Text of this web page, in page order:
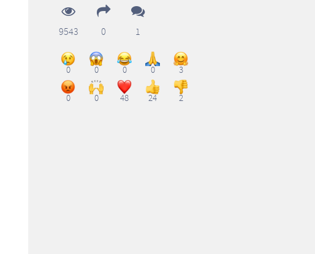
9543 0 1
0 0 0 0 3
0 0 48 24 2